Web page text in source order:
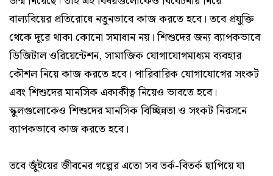
বাল্যবিয়ের প্রতিরোধে নতুনভাবে কাজ করতে হবে। তবে প্রযুক্তি
থেকে দূরে থাকা কোনো সমাধান নয়। শিশুদের জন্য ব্যাপকভাবে
ডিজিটাল ওরিয়েন্টেশন, সামাজিক যোগাযোগমাধ্যম ব্যবহার
কৌশল নিয়ে কাজ করতে হবে। পারিবারিক যোগাযোগের সংকট
এবং শিশুদের মানসিক একাকীত্ব নিয়েও ভাবতে হবে।
স্কুলগুলোকেও শিশুদের মানসিক বিচ্ছিন্নতা ও সংকট নিরসনে
ব্যাপকভাবে কাজ করতে হবে।
তবে জুঁইয়ের জীবনের গল্পের এতো সব তর্ক-বিতর্ক ছাপিয়ে যা